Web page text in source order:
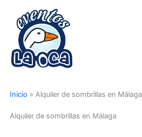
contenido
Inicio » Alquiler de sombrillas en Málaga
Alquiler de sombrillas en Málaga